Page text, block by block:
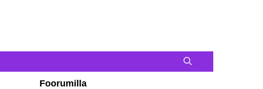
Foorumilla